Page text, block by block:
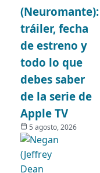
(Neuromante):
tráiler, fecha
de estreno y
todo lo que
debes saber
de la serie de
Apple TV
5 agosto, 2026